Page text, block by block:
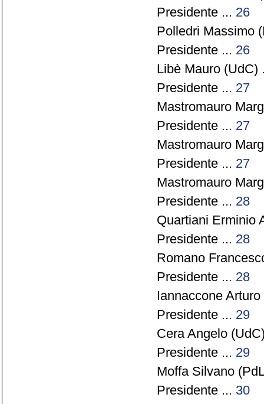
Presidente ... 26
Polledri Massimo
Presidente ... 26
Libè Mauro (UdC)
Presidente ... 27
Mastromauro
Presidente ... 27
Mastromauro
Presidente ... 27
Mastromauro
Presidente ... 28
Quartiani Erminio
Presidente ... 28
Romano
Presidente ... 28
Iannaccone
Presidente ... 29
Cera Angelo
Presidente ... 29
Moffa Silvano
Presidente ... 30